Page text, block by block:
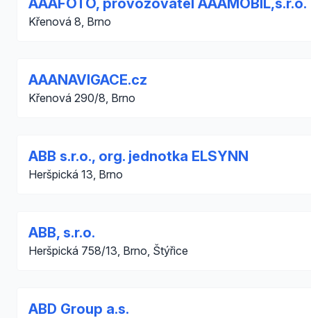
AAAFOTO, provozovatel AAAMOBIL,s.r.o.
Křenová 8, Brno
AAANAVIGACE.cz
Křenová 290/8, Brno
ABB s.r.o., org. jednotka ELSYNN
Heršpická 13, Brno
ABB, s.r.o.
Heršpická 758/13, Brno, Štýřice
ABD Group a.s.